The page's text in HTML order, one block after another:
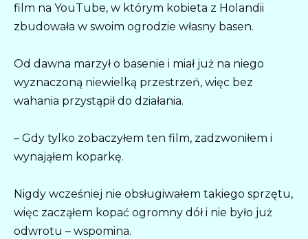
film na YouTube, w którym kobieta z Holandii
zbudowała w swoim ogrodzie własny basen.
Od dawna marzył o basenie i miał już na niego
wyznaczoną niewielką przestrzeń, więc bez
wahania przystąpił do działania.
– Gdy tylko zobaczyłem ten film, zadzwoniłem i
wynająłem koparkę.
Nigdy wcześniej nie obsługiwałem takiego sprzętu,
więc zacząłem kopać ogromny dół i nie było już
odwrotu – wspomina.